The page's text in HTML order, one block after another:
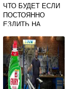
ЧТО БУДЕТ ЕСЛИ
ПОСТОЯННО
ЕЗДИТЬ НА